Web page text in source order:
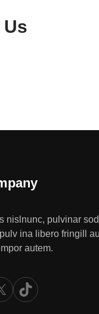
Us
nislnunc, pulvinar
ina libero fringill
autem.
TikTok